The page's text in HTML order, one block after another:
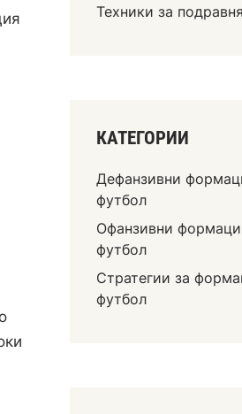
Техники за
КАТЕГОРИИ
Дефанзивни
футбол
Офанзивни
футбол
Стратегии за
футбол